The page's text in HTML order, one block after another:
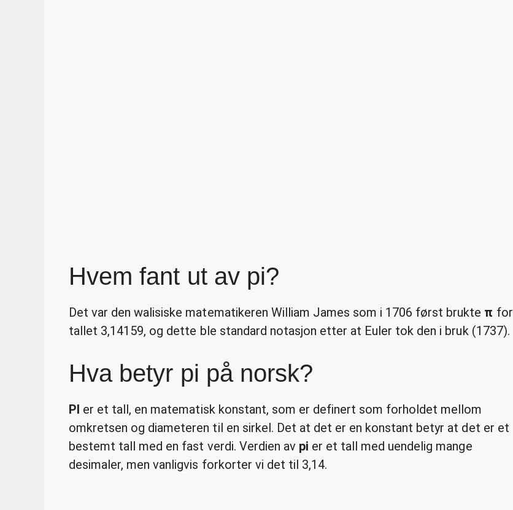
Hvem fant ut av pi?
Det var den walisiske matematikeren William James som i 1706 først brukte π for
tallet 3,14159, og dette ble standard notasjon etter at Euler tok den i bruk (1737).
Hva betyr pi på norsk?
PI er et tall, en matematisk konstant, som er definert som forholdet mellom
omkretsen og diameteren til en sirkel. Det at det er en konstant betyr at det er et
bestemt tall med en fast verdi. Verdien av pi er et tall med uendelig mange
desimaler, men vanligvis forkorter vi det til 3,14.